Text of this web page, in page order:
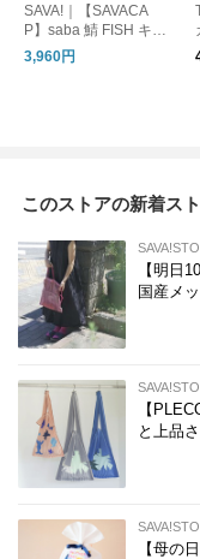
SAVA!｜【SAVACA
P】saba 鯖 FISH キャ
ップ
3,960円
このストアの新着ス
【明日
国産メ
【
と上品
【母の